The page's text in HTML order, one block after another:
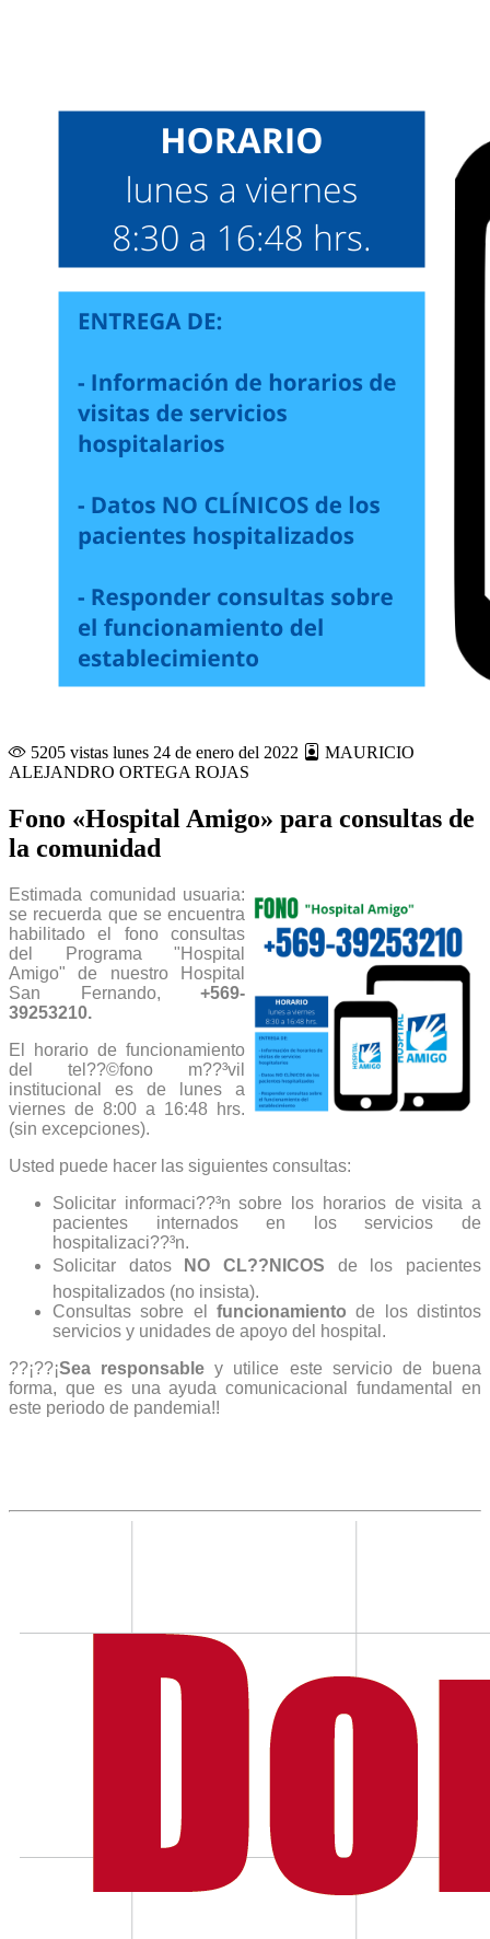
5205 vistas lunes 24 de enero del 2022
MAURICIO
ALEJANDRO ORTEGA ROJAS
Fono «Hospital Amigo» para consultas de
la comunidad
Estimada comunidad usuaria:
se recuerda que se encuentra
habilitado el fono consultas
del Programa "Hospital
Amigo" de nuestro Hospital
San Fernando, +569-
39253210.
El horario de funcionamiento
del tel??©fono m??³vil
institucional es de lunes a
viernes de 8:00 a 16:48 hrs.
(sin excepciones).
Usted puede hacer las siguientes consultas:
Solicitar informaci??³n sobre los horarios de visita a
pacientes internados en los servicios de
hospitalizaci??³n.
Solicitar datos
NO CL??NICOS de los pacientes
hospitalizados (no insista).
Consultas sobre el funcionamientode los distintos
servicios y unidades de apoyo del hospital.
??¡??¡Sea responsable y utilice este servicio de buena
forma, que es una ayuda comunicacional fundamental en
este periodo de pandemia!!